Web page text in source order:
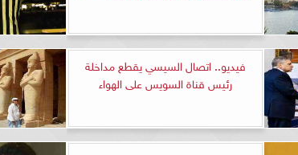
فيديو.. اتصال السيسي يقطع مداخلة
رئيس قناة السويس على الهواء